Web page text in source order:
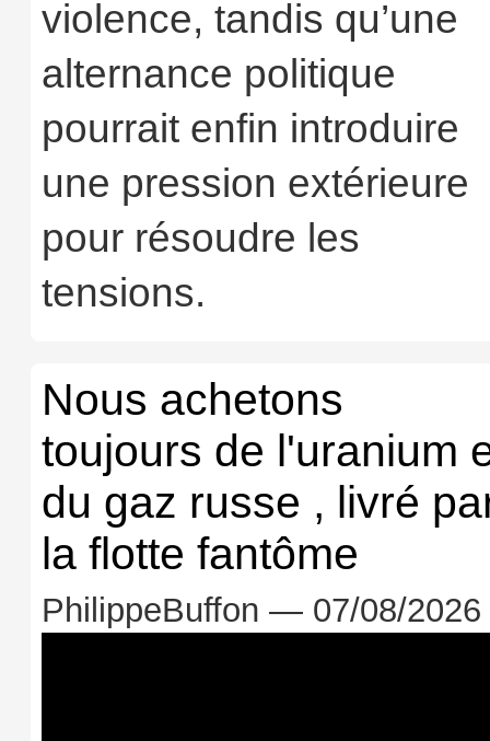
violence, tandis qu’une
alternance politique
pourrait enfin introduire
une pression extérieure
pour résoudre les
tensions.
Nous achetons
toujours de l'uranium
du gaz russe , livré
la flotte fantôme
PhilippeBuffon — 07/08/2026